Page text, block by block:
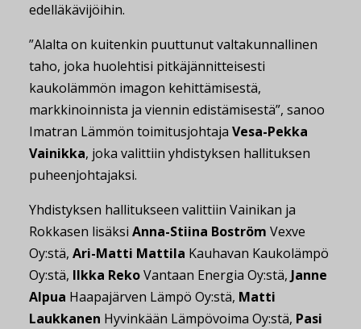
edelläkävijöihin.
”Alalta on kuitenkin puuttunut valtakunnallinen
taho, joka huolehtisi pitkäjännitteisesti
kaukolämmön imagon kehittämisestä,
markkinoinnista ja viennin edistämisestä”, sanoo
Imatran Lämmön toimitusjohtaja Vesa-Pekka
Vainikka, joka valittiin yhdistyksen hallituksen
puheenjohtajaksi.
Yhdistyksen hallitukseen valittiin Vainikan ja
Rokkasen lisäksi Anna-Stiina Boström Vexve
Oy:stä, Ari-Matti Mattila Kauhavan Kaukolämpö
Oy:stä, Ilkka RekoVantaan Energia Oy:stä, Janne
Alpua Haapajärven Lämpö Oy:stä, Matti
Laukkanen Hyvinkään Lämpövoima Oy:stä, Pasi